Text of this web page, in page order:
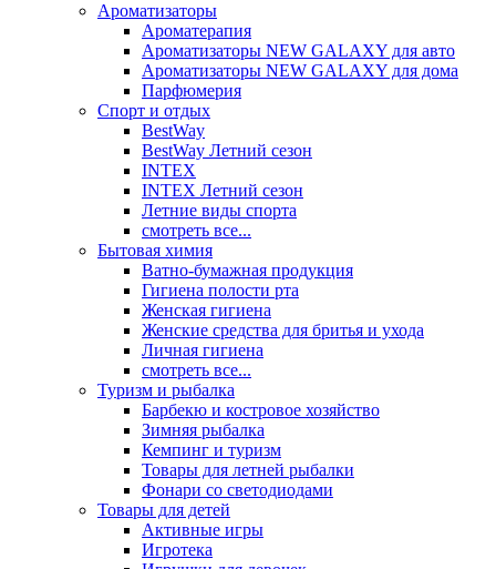
Ароматизаторы
Ароматерапия
Ароматизаторы NEW GALAXY для авто
Ароматизаторы NEW GALAXY для дома
Парфюмерия
Спорт и отдых
BestWay
BestWay Летний сезон
INTEX
INTEX Летний сезон
Летние виды спорта
смотреть все...
Бытовая химия
Ватно-бумажная продукция
Гигиена полости рта
Женская гигиена
Женские средства для бритья и ухода
Личная гигиена
смотреть все...
Туризм и рыбалка
Барбекю и костровое хозяйство
Зимняя рыбалка
Кемпинг и туризм
Товары для летней рыбалки
Фонари со светодиодами
Товары для детей
Активные игры
Игротека